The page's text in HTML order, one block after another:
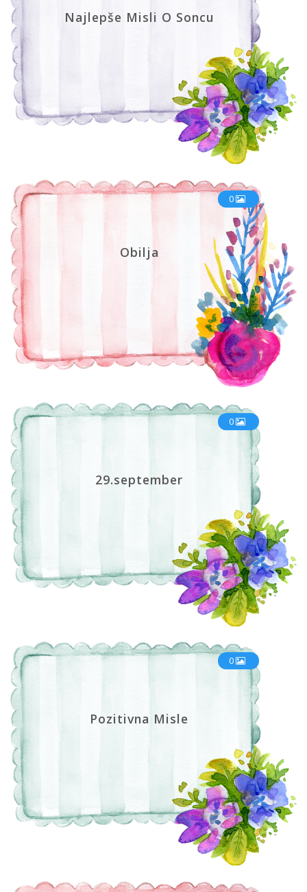
Najlepše Misli O Soncu
Obilja
0
29.september
0
Pozitivna Misle
0